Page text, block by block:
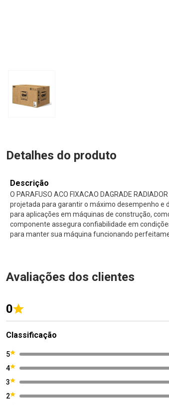
Detalhes do produto
Descrição
O PARAFUSO ACO FIXACAO DAGRADE
projetada para garantir o máximo desempenho e
para aplicações em máquinas de construção,
componente assegura confiabilidade em
para manter sua máquina funcionando
Avaliações dos clientes
0
Classificação
5
4
3
2